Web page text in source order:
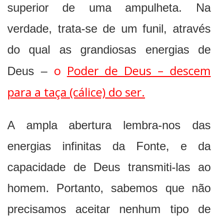
superior de uma ampulheta. Na
verdade, trata-se de um funil, através
do qual as grandiosas energias de
Deus – o Poder de Deus – descem
para a taça (cálice) do ser.
A ampla abertura lembra-nos das
energias infinitas da Fonte, e da
capacidade de Deus transmiti-las ao
homem. Portanto, sabemos que não
precisamos aceitar nenhum tipo de